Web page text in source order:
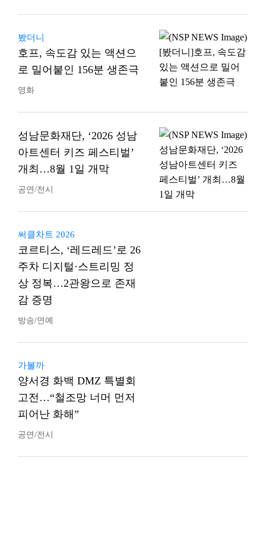
봤더니
호프, 속도감 있는 액션으
로 밀어붙인 156분 생존극
영화
성남문화재단, ‘2026 성남
아트센터 키즈 페스티벌’
개최…8월 1일 개막
공연/전시
써클차트 2026
코르티스, ‘레드레드’로 26
주차 디지털·스트리밍 정
상 정복…2관왕으로 존재
감 증명
방송/연예
가볼까
양서경 화백 DMZ 특별회
고전…“철조망 너머 먼저
피어난 화해”
공연/전시